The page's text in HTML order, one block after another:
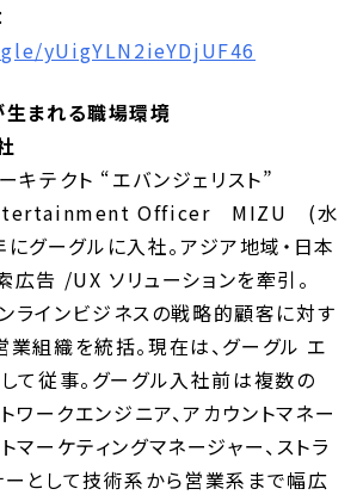
yUigYLN2ieYDjUF46
生まれる職場環境
キテクト “エバンジェリスト”
Officer MIZU (水
グーグルに入社。アジア地域・日本
広告 /UX ソリューションを牽引。
ラインビジネスの戦略的顧客に対す
業組織を統括。現在は、グーグル エ
て従事。グーグル入社前は複数の
ワークエンジニア、アカウントマネー
マーケティングマネージャー、ストラ
ーとして技術系から営業系まで幅広